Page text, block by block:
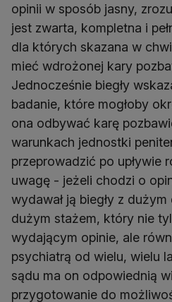
opinii w sposób jasny,
jest zwarta, kompletna i
dla których skazana w
mieć wdrożonej kary
Jednocześnie biegły
badanie, które mogłoby
ona odbywać karę
warunkach jednostki
przeprowadzić po upływie
uwagę - jeżeli chodzi o
wydawał ją biegły z
dużym stażem, który nie
wydającym opinie, ale
psychiatrą od wielu, wielu
sądu ma on odpowiednią
przygotowanie do